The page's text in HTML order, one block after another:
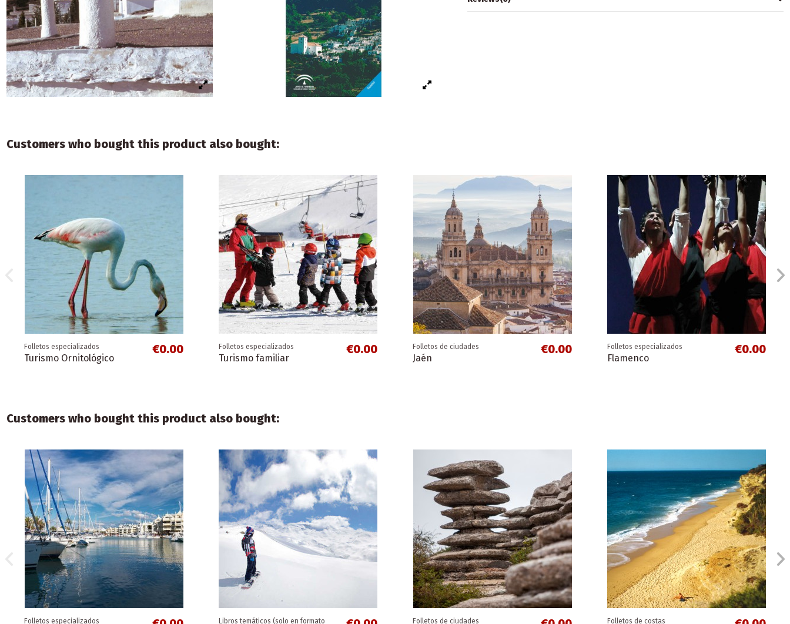
Customers who bought this product also bought:
Folletos especializados
Turismo Ornitológico
€0.00 Folletos especializados
Turismo familiar
€0.00 Folletos de ciudades
Jaén
€0.00 Folletos especializados
Flamenco
€0.00
Folletos de costas
Costa de Almería
€0.00 Folletos de costas
Costa del Sol
Folletos provinciales
Provincia de Málaga
€0.00 Folletos provinciales
Provincia de Cádiz
€0.00
Customers who bought this product also bought:
Folletos especializados
Libros temáticos (solo en formato
Folletos de ciudades Folletos de costas